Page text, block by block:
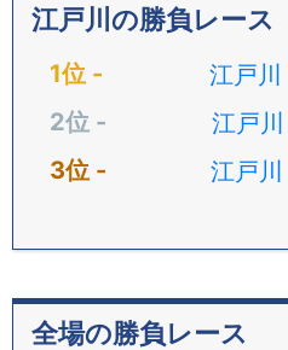
江戸川の勝負レース
江戸川
江戸
江戸
全場の勝負レース